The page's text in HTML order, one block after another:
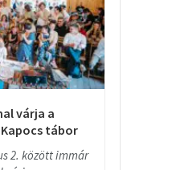
várja a
tábor
2. között immár